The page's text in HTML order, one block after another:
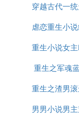
还蛮低调的，谁
淡也会有幸福）
重生之娱乐天王
记忆清晰啊，讨
了，全文看起来
重生超级巨星
D. 空间军嫂
穿越古代一
虐恋重生小
重生小说女
重生之军魂
重生之渣男
男男小说男